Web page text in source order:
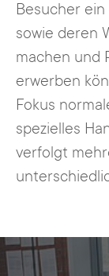
Besucher
sowie deren
machen und
erwerben
Fokus
spezielles
verfolgt